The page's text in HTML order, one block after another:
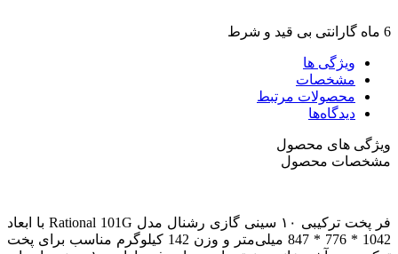
6 ماه گارانتی بی قید و شرط
ویژگی ها
مشخصات
محصولات مرتبط
دیدگاه‌ها
ویژگی های محصول
مشخصات محصول
فر پخت ترکیبی ۱۰ سینی گازی رشنال مدل Rational 101G با ابعاد
1042 * 776 * 847 میلی‌متر و وزن 142 کیلوگرم مناسب برای پخت